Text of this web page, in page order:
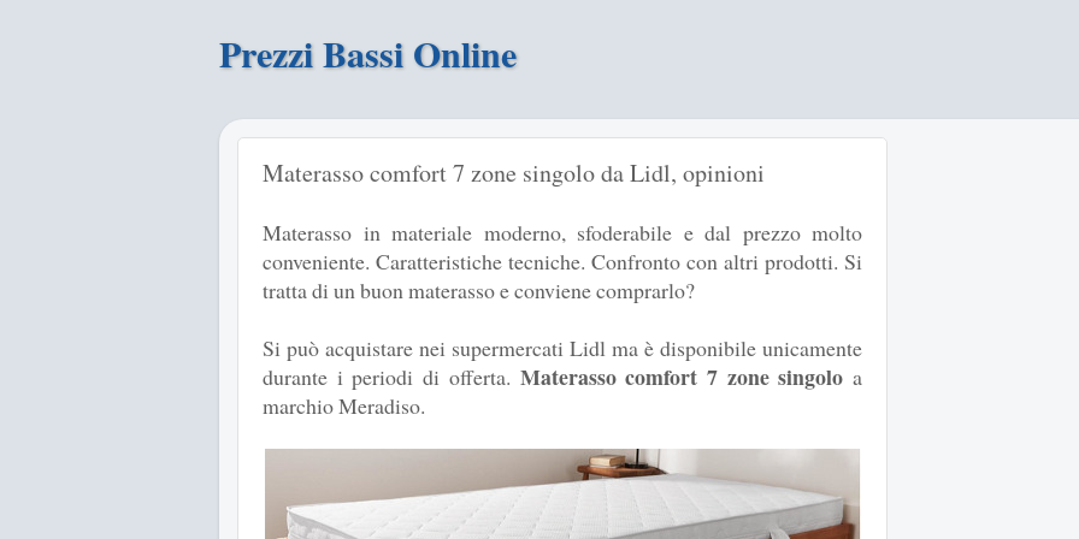
Prezzi Bassi Online
Materasso comfort 7 zone singolo da Lidl, opinioni
Materasso in materiale moderno, sfoderabile e dal prezzo molto
conveniente. Caratteristiche tecniche. Confronto con altri prodotti. Si
tratta di un buon materasso e conviene comprarlo?
Si può acquistare nei supermercati Lidl ma è disponibile unicamente
durante i periodi di offerta. Materasso comfort 7 zone singolo a
marchio Meradiso.